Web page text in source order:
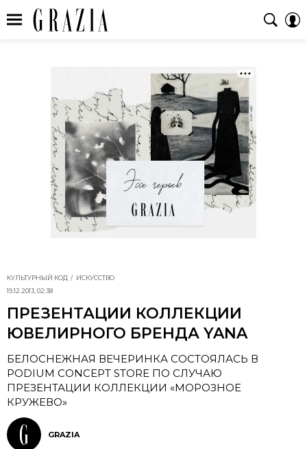
КУЛЬТУРНЫЙ КОД
ИСКУССТВО
19.12.2013, 02:38
ПРЕЗЕНТАЦИИ КОЛЛЕКЦИИ
ЮВЕЛИРНОГО БРЕНДА YANA
БЕЛОСНЕЖНАЯ ВЕЧЕРИНКА СОСТОЯЛАСЬ В
PODIUM CONCEPT STORE ПО СЛУЧАЮ
ПРЕЗЕНТАЦИИ КОЛЛЕКЦИИ «МОРОЗНОЕ
КРУЖЕВО»
GRAZIA